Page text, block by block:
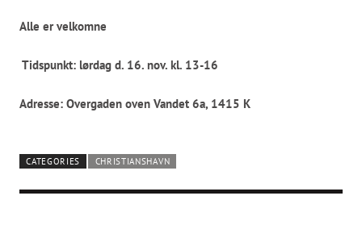
Alle er velkomne
Tidspunkt: lørdag d. 16. nov. kl. 13-16
Adresse: Overgaden oven Vandet 6a, 1415 K
CATEGORIES CHRISTIANSHAVN